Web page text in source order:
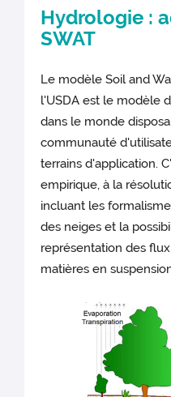
Hydrologie :
SWAT
Le modèle Soil and
l'USDA est le modèle
dans le monde
communauté
terrains d'application.
empirique, à la
incluant les
des neiges et la
représentation des
matières en